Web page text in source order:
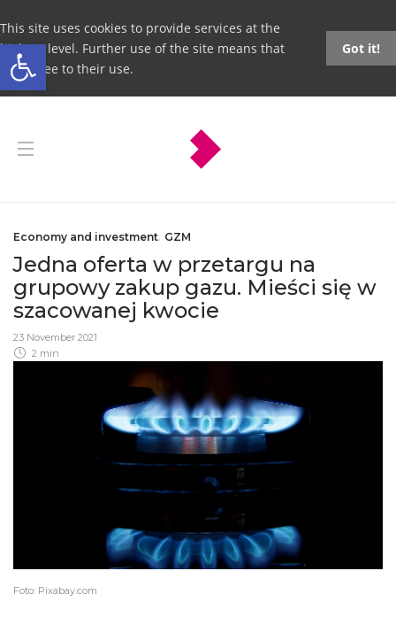
Open toolbar
This site uses cookies to provide services at the
highest level. Further use of the site means that
you agree to their use.
Got it!
Economy and investment, GZM
Jedna oferta w przetargu na
grupowy zakup gazu. Mieści się w
szacowanej kwocie
23 November 2021
2 min
Foto: Pixabay.com